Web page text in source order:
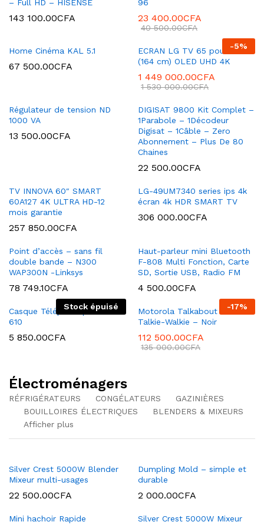
– Full HD – HISENSE
143 100.00CFA
96
23 400.00CFA
40 500.00CFA
Home Cinéma KAL 5.1
67 500.00CFA
-5%
ECRAN LG TV 65 pouces
(164 cm) OLED UHD 4K
1 449 000.00CFA
1 530 000.00CFA
Régulateur de tension ND
1000 VA
13 500.00CFA
DIGISAT 9800 Kit Complet –
1Parabole – 1Décodeur
Digisat – 1Câble – Zero
Abonnement – Plus De 80
Chaines
22 500.00CFA
TV INNOVA 60″ SMART
60A127 4K ULTRA HD-12
mois garantie
257 850.00CFA
LG-49UM7340 series ips 4k
écran 4k HDR SMART TV
306 000.00CFA
Point d’accès – sans fil
double bande – N300
WAP300N -Linksys
78 749.10CFA
Haut-parleur mini Bluetooth
F-808 Multi Fonction, Carte
SD, Sortie USB, Radio FM
4 500.00CFA
Stock épuisé
Casque Téléphonique – PC
610
5 850.00CFA
-17%
Motorola Talkabout T82 –
Talkie-Walkie – Noir
112 500.00CFA
135 000.00CFA
Électroménagers
RÉFRIGÉRATEURS CONGÉLATEURS
GAZINIÈRES
BOUILLOIRES ÉLECTRIQUES
BLENDERS & MIXEURS
Afficher plus
Silver Crest 5000W Blender
Mixeur multi-usages
22 500.00CFA
Dumpling Mold – simple et
durable
2 000.00CFA
Mini hachoir Rapide
Silver Crest 5000W Mixeur